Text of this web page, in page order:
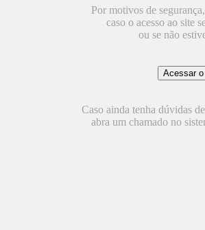
Por motivos de
caso o acesso ao site
ou se não
Caso ainda tenha dúvidas
abra um chamado no